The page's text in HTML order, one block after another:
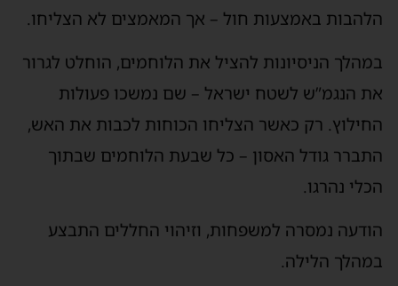
הלהבות באמצעות חול – אך המאמצים לא הצליחו.
במהלך הניסיונות להציל את הלוחמים, הוחלט לגרור
את הנגמ”ש לשטח ישראל – שם נמשכו פעולות
החילוץ. רק כאשר הצליחו הכוחות לכבות את האש,
התברר גודל האסון – כל שבעת הלוחמים שבתוך
הכלי נהרגו.
הודעה נמסרה למשפחות, וזיהוי החללים התבצע
במהלך הלילה.